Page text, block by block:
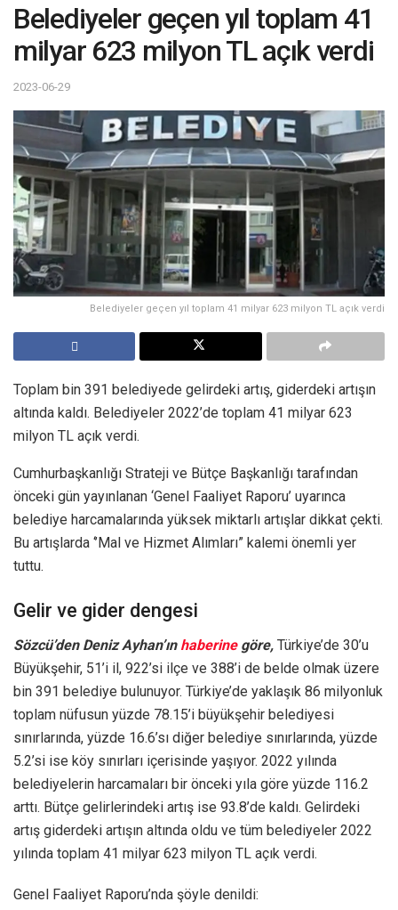
Belediyeler geçen yıl toplam 41
milyar 623 milyon TL açık verdi
2023-06-29
Belediyeler geçen yıl toplam 41 milyar 623 milyon TL açık verdi
Toplam bin 391 belediyede gelirdeki artış, giderdeki artışın
altında kaldı. Belediyeler 2022’de toplam 41 milyar 623
milyon TL açık verdi.
Cumhurbaşkanlığı Strateji ve Bütçe Başkanlığı tarafından
önceki gün yayınlanan ‘Genel Faaliyet Raporu’ uyarınca
belediye harcamalarında yüksek miktarlı artışlar dikkat çekti.
Bu artışlarda ‘’Mal ve Hizmet Alımları” kalemi önemli yer
tuttu.
Gelir ve gider dengesi
Sözcü’den Deniz Ayhan’ınhaberinegöre, Türkiye’de 30’u
Büyükşehir, 51’i il, 922’si ilçe ve 388’i de belde olmak üzere
bin 391 belediye bulunuyor. Türkiye’de yaklaşık 86 milyonluk
toplam nüfusun yüzde 78.15’i büyükşehir belediyesi
sınırlarında, yüzde 16.6’sı diğer belediye sınırlarında, yüzde
5.2’si ise köy sınırları içerisinde yaşıyor. 2022 yılında
belediyelerin harcamaları bir önceki yıla göre yüzde 116.2
arttı. Bütçe gelirlerindeki artış ise 93.8’de kaldı. Gelirdeki
artış giderdeki artışın altında oldu ve tüm belediyeler 2022
yılında toplam 41 milyar 623 milyon TL açık verdi.
Genel Faaliyet Raporu’nda şöyle denildi: